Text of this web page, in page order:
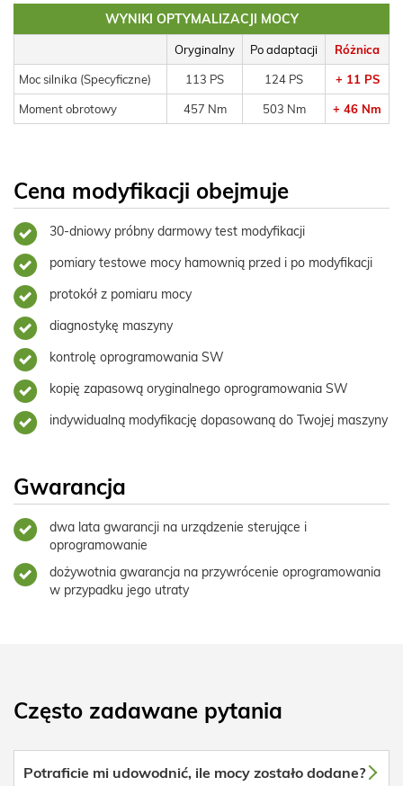
WYNIKI OPTYMALIZACJI MOCY
Oryginalny Po adaptacji Różnica
Moc silnika (Specyficzne) 113 PS 124 PS + 11 PS
Moment obrotowy 457 Nm 503 Nm + 46 Nm
Cena modyfikacji obejmuje
30-dniowy próbny darmowy test modyfikacji
pomiary testowe mocy hamownią przed i po modyfikacji
protokół z pomiaru mocy
diagnostykę maszyny
kontrolę oprogramowania SW
kopię zapasową oryginalnego oprogramowania SW
indywidualną modyfikację dopasowaną do Twojej maszyny
Gwarancja
dwa lata gwarancji na urządzenie sterujące i
oprogramowanie
dożywotnia gwarancja na przywrócenie oprogramowania
w przypadku jego utraty
Często zadawane pytania
Potraficie mi udowodnić, ile mocy zostało dodane?